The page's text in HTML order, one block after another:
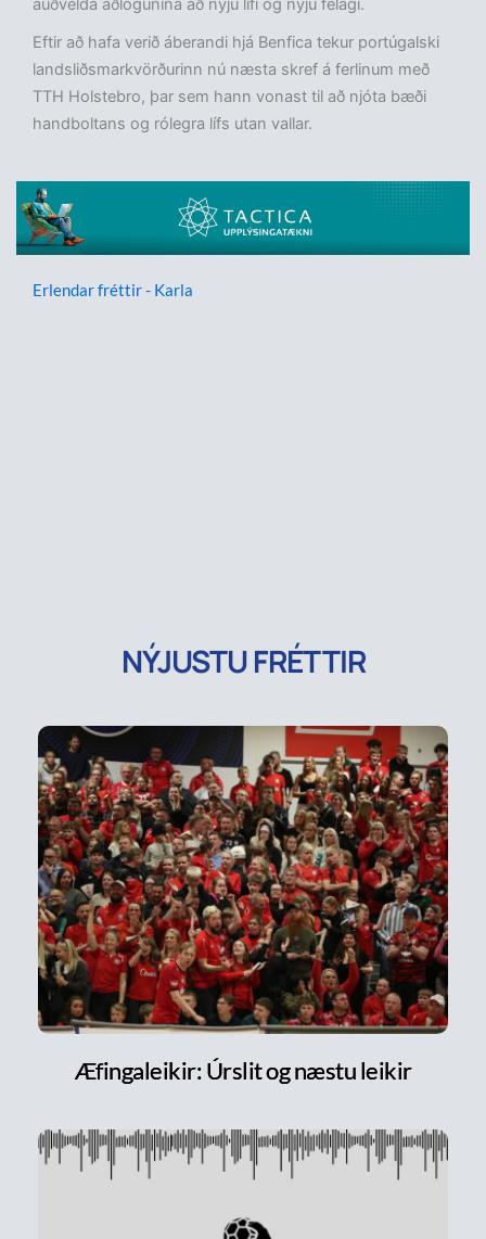
auðvelda aðlögunina að nýju lífi og nýju félagi.
Eftir að hafa verið áberandi hjá Benfica tekur portúgalski
landsliðsmarkvörðurinn nú næsta skref á ferlinum með
TTH Holstebro, þar sem hann vonast til að njóta bæði
handboltans og rólegra lífs utan vallar.
Erlendar fréttir - Karla
NÝJUSTU FRÉTTIR
Æfingaleikir: Úrslit og næstu leikir